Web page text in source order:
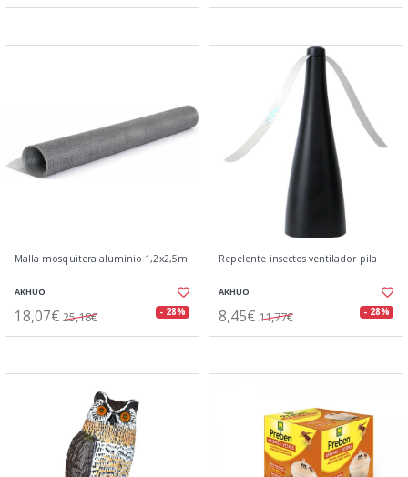
Malla mosquitera aluminio 1,2x2,5m
AKHUO
18,07€ 25,18€ - 28%
Repelente insectos ventilador pila
AKHUO
8,45€ 11,77€ - 28%